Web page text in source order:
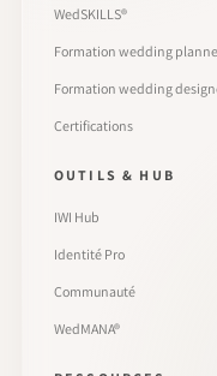
WedSKILLS®
Formation wedding
Formation wedding
Certifications
OUTILS & HUB
IWI Hub
Identité Pro
Communauté
WedMANA®